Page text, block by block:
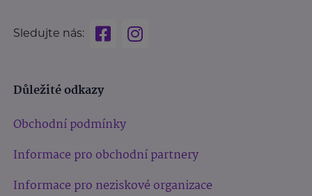
Sledujte nás:
Důležité odkazy
Obchodní podmínky
Informace pro obchodní partnery
Informace pro neziskové organizace